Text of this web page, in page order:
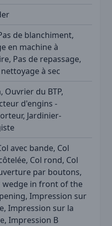
de blanchiment,
en machine à
Pas de repassage,
à sec
Ouvrier du BTP,
d'engins -
Jardinier-
avec bande, Col
Col rond, Col
par boutons,
wedge in front of the
Impression sur
Impression sur la
Impression B